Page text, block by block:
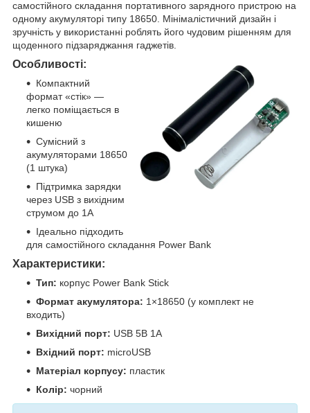
самостійного складання портативного зарядного пристрою на
одному акумуляторі типу 18650. Мінімалістичний дизайн і
зручність у використанні роблять його чудовим рішенням для
щоденного підзаряджання гаджетів.
Особливості:
Компактний
формат «стік» —
легко поміщається в
кишеню
Сумісний з
акумуляторами 18650
(1 штука)
Підтримка зарядки
через USB з вихідним
струмом до 1А
Ідеально підходить
для самостійного складання Power Bank
Характеристики:
Тип: корпус Power Bank Stick
Формат акумулятора: 1×18650 (у комплект не
входить)
Вихідний порт: USB 5В 1А
Вхідний порт: microUSB
Матеріал корпусу: пластик
Колір: чорний